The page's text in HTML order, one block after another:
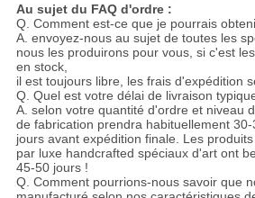
Au sujet du FAQ d'ordre :
Q. Comment est-ce que je pourrais
A. envoyez-nous au sujet de toutes les
nous les produirons pour vous, si c'est
en stock,
il est toujours libre, les frais d'expédition
Q. Quel est votre délai de livraison
A. selon votre quantité d'ordre et niveau
de fabrication prendra habituellement 30-
jours avant expédition finale. Les
par luxe handcrafted spéciaux d'art ont
45-50 jours !
Q. Comment pourrions-nous savoir que